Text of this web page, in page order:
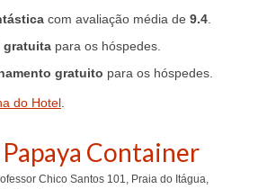
com avaliação média de 9.4
gratuita para os hóspedes.
gratuito para os hóspedes.
do Hotel
Container
Chico Santos 101, Praia do Itágua,